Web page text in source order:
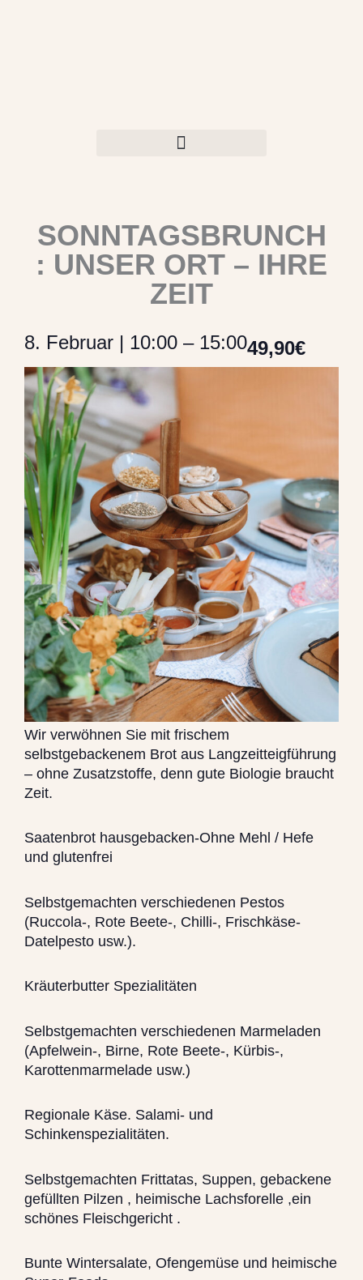
SONNTAGSBRUNCH
: UNSER ORT – IHRE
ZEIT
8. Februar | 10:00 – 15:0049,90€
Wir verwöhnen Sie mit frischem
selbstgebackenem Brot aus Langzeitteigführung
– ohne Zusatzstoffe, denn gute Biologie braucht
Zeit.
Saatenbrot hausgebacken-Ohne Mehl / Hefe
und glutenfrei
Selbstgemachten verschiedenen Pestos
(Ruccola-, Rote Beete-, Chilli-, Frischkäse-
Datelpesto usw.).
Kräuterbutter Spezialitäten
Selbstgemachten verschiedenen Marmeladen
(Apfelwein-, Birne, Rote Beete-, Kürbis-,
Karottenmarmelade usw.)
Regionale Käse. Salami- und
Schinkenspezialitäten.
Selbstgemachten Frittatas, Suppen, gebackene
gefüllten Pilzen , heimische Lachsforelle ,ein
schönes Fleischgericht .
Bunte Wintersalate, Ofengemüse und heimische